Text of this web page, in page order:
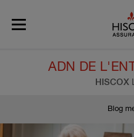
ADN DE
HISCOX
Blog